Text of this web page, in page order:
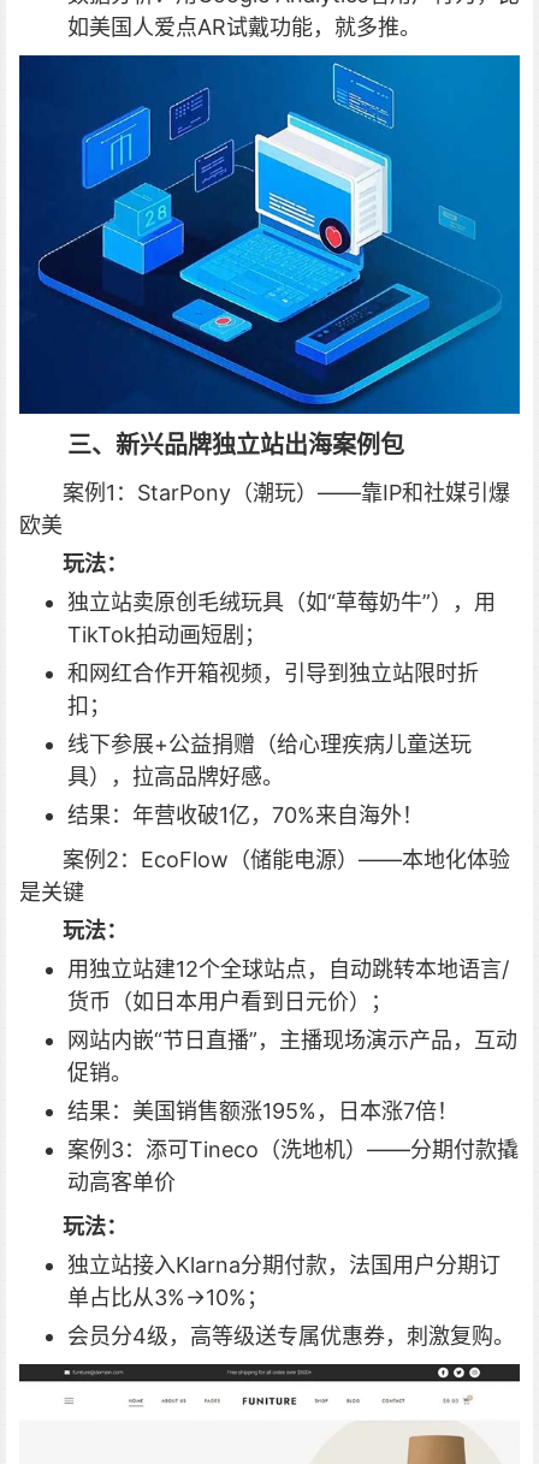
如美国人爱点AR试戴功能，就多推。
三、新兴品牌独立站出海案例包
案例1：StarPony（潮玩）——靠IP和社媒引爆
欧美
玩法：
独立站卖原创毛绒玩具（如“草莓奶牛”），用
TikTok拍动画短剧；
和网红合作开箱视频，引导到独立站限时折
扣；
线下参展+公益捐赠（给心理疾病儿童送玩
具），拉高品牌好感。
结果：年营收破1亿，70%来自海外！
案例2：EcoFlow（储能电源）——本地化体验
是关键
玩法：
用独立站建12个全球站点，自动跳转本地语言/
货币（如日本用户看到日元价）；
网站内嵌“节日直播”，主播现场演示产品，互动
促销。
结果：美国销售额涨195%，日本涨7倍！
案例3：添可Tineco（洗地机）——分期付款撬
动高客单价
玩法：
独立站接入Klarna分期付款，法国用户分期订
单占比从3%→10%；
会员分4级，高等级送专属优惠券，刺激复购。